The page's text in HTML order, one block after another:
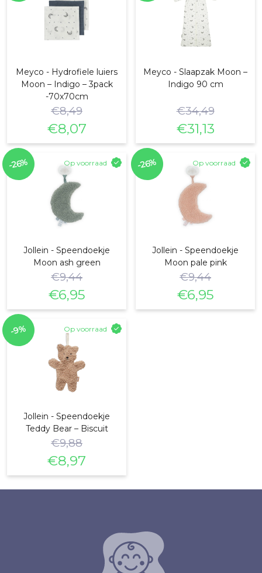
Meyco - Hydrofiele luiers
Moon – Indigo – 3pack
-70x70cm
€8,49
Oorspronkelijke
prijs
was:
€8,07
Huidige
prijs
is:
Meyco - Slaapzak Moon –
Indigo 90 cm
€34,49
Oorspronkelijke
prijs
was:
€34,49.
€31,13
Huidige
prijs
is:
Op voorraad
-26%
Jollein - Speendoekje
Moon ash green
€9,44
Oorspronkelijke
prijs
was:
€9,44.
€6,95
Huidige
prijs
is:
€6,95.
Op voorraad
-26%
Jollein - Speendoekje
Moon pale pink
€9,44
Oorspronkelijke
prijs
€6,95
Huidige
prijs
Op voorraad
-9%
Jollein - Speendoekje
Teddy Bear – Biscuit
€9,88
Oorspronkelijke
prijs
€8,97
Huidige
prijs